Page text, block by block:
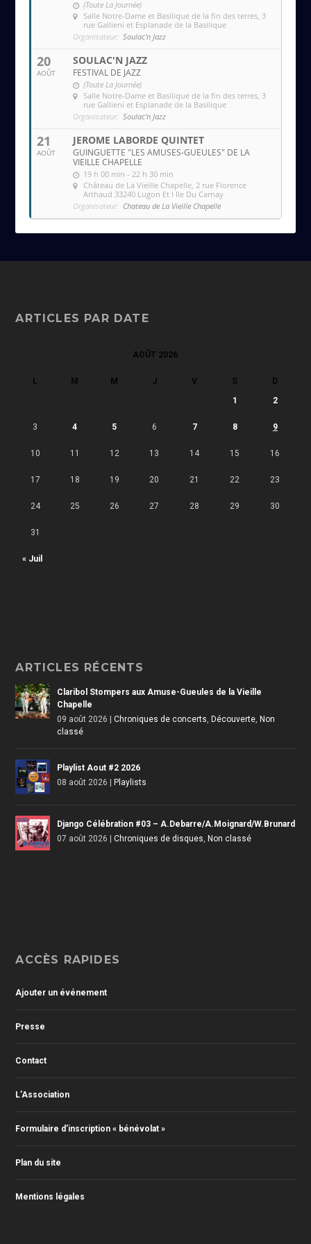
(Toute La Journée)
Salle Notre-Dame et Basilique de la fin des terres , 3
rue Gallieni et Esplanade de la Basilique
Organisateur: Soulac'n Jazz
20
AOÛT
SOULAC'N JAZZ
FESTIVAL DE JAZZ
(Toute La Journée)
Salle Notre-Dame et Basilique de la fin des terres , 3
rue Gallieni et Esplanade de la Basilique
Organisateur: Soulac'n Jazz
21
AOÛT
JEROME LABORDE QUINTET
GUINGUETTE "LES AMUSES-GUEULES" DE LA
VIEILLE CHAPELLE
19 h 00 min - 22 h 30 min
Château de La Vieille Chapelle , 2 rue Florence
Arthaud 33240 Lugon Et l Ile Du Carnay
Organisateur: Chateau de La Vieille Chapelle
ARTICLES PAR DATE
AOÛT 2026
L M M J V S D
« Juil
1 2
3 4 5 6 7 8 9
10 11 12 13 14 15 16
17 18 19 20 21 22 23
24 25 26 27 28 29 30
31
ARTICLES RÉCENTS
Claribol Stompers aux Amuse-Gueules de la Vieille
Chapelle
09 août 2026 |Chroniques de concerts ,Découverte ,Non
classé
Playlist Aout #2 2026
08 août 2026 |Playlists
Django Célébration #03 – A.Debarre/A.Moignard/W.Brunard
07 août 2026 |Chroniques de disques ,Non classé
ACCÈS RAPIDES
Ajouter un événement
Presse
Contact
L’Association
Formulaire d’inscription « bénévolat »
Plan du site
Mentions légales